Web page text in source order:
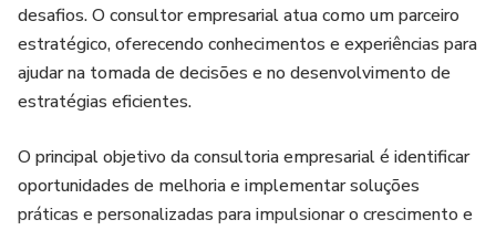
desafios. O consultor empresarial atua como um parceiro
estratégico, oferecendo conhecimentos e experiências para
ajudar na tomada de decisões e no desenvolvimento de
estratégias eficientes.
O principal objetivo da consultoria empresarial é identificar
oportunidades de melhoria e implementar soluções
práticas e personalizadas para impulsionar o crescimento e